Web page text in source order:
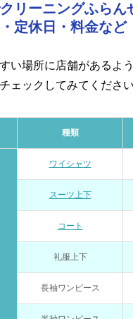
リーニングふらん
定休日・料金など
い場所に店舗があるよ
ェックしてみてください
種類
ワイシャツ
スーツ上下
コート
礼服上下
長袖ワンピース